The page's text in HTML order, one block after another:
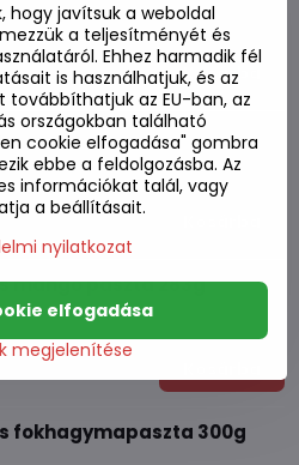
Kosárba
283g
mangó paszta 283g
fokhagymapaszta 300g
hogy javítsuk a weboldal
a teljesítményét és
Ehhez harmadik fél
is használhatjuk, és az
az EU-ban, az
országokban található
cookie elfogadása" gombra
ebbe a feldolgozásba. Az
információkat talál, vagy
a beállításait.
nyilatkozat
megjelenítése
elfogadása